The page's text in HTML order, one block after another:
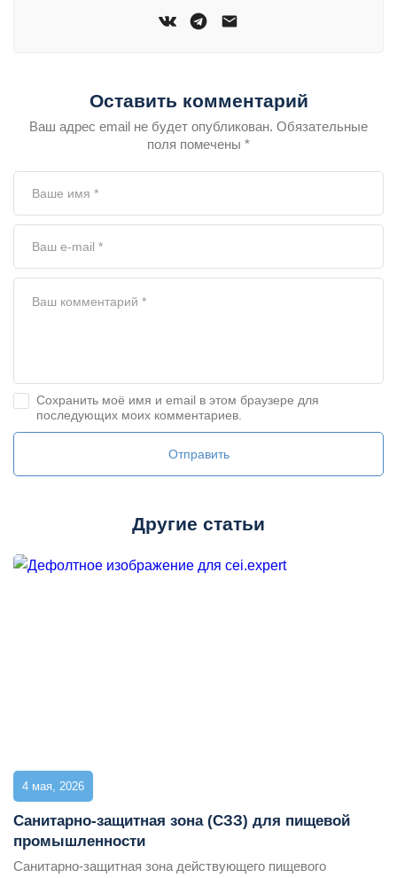
Оставить комментарий
Ваш адрес email не будет опубликован. Обязательные
поля помечены *
Сохранить моё имя и email в этом браузере для
последующих моих комментариев.
Другие статьи
4 мая, 2026
Cанитарно-защитная зона (СЗЗ) для пищевой
промышленности
Санитарно-защитная зона действующего пищевого